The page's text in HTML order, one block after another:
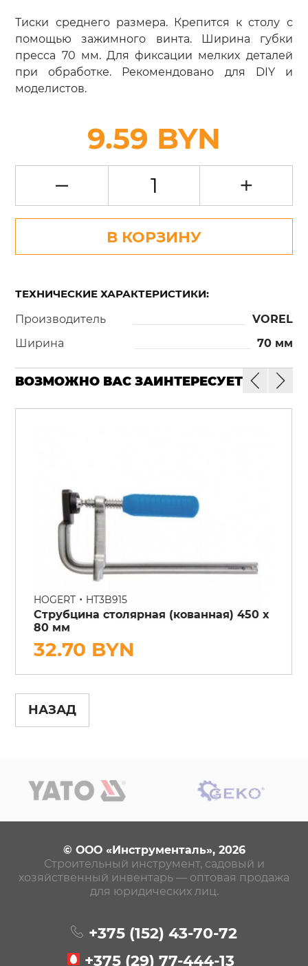
Тиски среднего размера. Крепится к столу с
помощью зажимного винта. Ширина губки
пресса 70 мм. Для фиксации мелких деталей
при обработке. Рекомендовано для DIY и
моделистов.
9.59 BYN
+
–
В КОРЗИНУ
ТЕХНИЧЕСКИЕ ХАРАКТЕРИСТИКИ:
Производитель
VOREL
Ширина
70 мм
ВОЗМОЖНО ВАС ЗАИНТЕРЕСУЕТ
HOGERT• HT3B915
Струбцина столярная (кованная) 450 х
80 мм
32.70 BYN
НАЗАД
© ООО «Инструменталь», 2026
Строительный инструмент, садовый и
хозяйственный инвентарь — оптовая продажа
для юридических лиц.
+375 (152) 43-70-72
+375 (29)77-444-13